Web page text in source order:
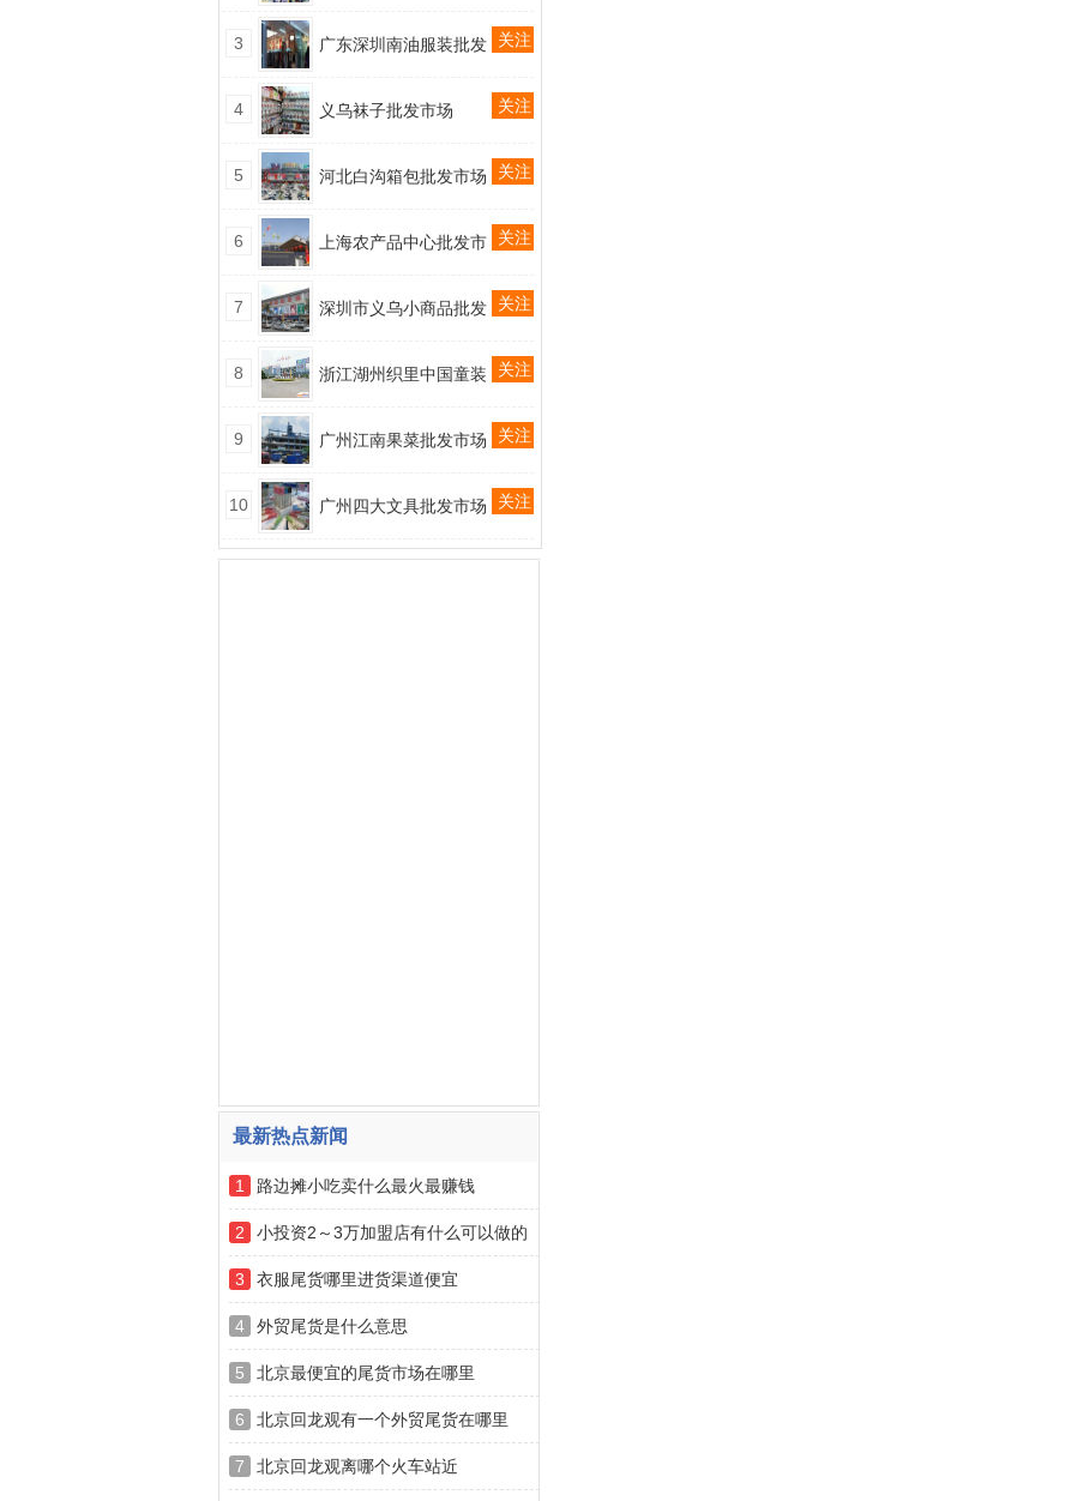
3 广东深圳南油服装批发 关注
4 义乌袜子批发市场 关注
5 河北白沟箱包批发市场 关注
6 上海农产品中心批发市 关注
7 深圳市义乌小商品批发 关注
8 浙江湖州织里中国童装 关注
9 广州江南果菜批发市场 关注
10 广州四大文具批发市场 关注
最新热点新闻
1 路边摊小吃卖什么最火最赚钱
2 小投资2～3万加盟店有什么可以做的
3 衣服尾货哪里进货渠道便宜
4 外贸尾货是什么意思
5 北京最便宜的尾货市场在哪里
6 北京回龙观有一个外贸尾货在哪里
7 北京回龙观离哪个火车站近